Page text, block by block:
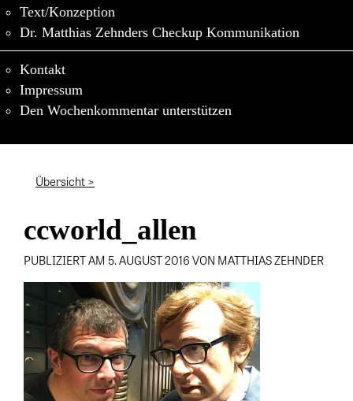
Text/Konzeption
Dr. Matthias Zehnders Checkup Kommunikation
Kontakt
Impressum
Den Wochenkommentar unterstützen
Übersicht >
ccworld_allen
PUBLIZIERT AM 5. AUGUST 2016 VON MATTHIAS ZEHNDER